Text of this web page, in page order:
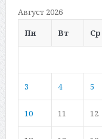
Август 2026
Пн
Вт Ср
3 4 5
10 11 12